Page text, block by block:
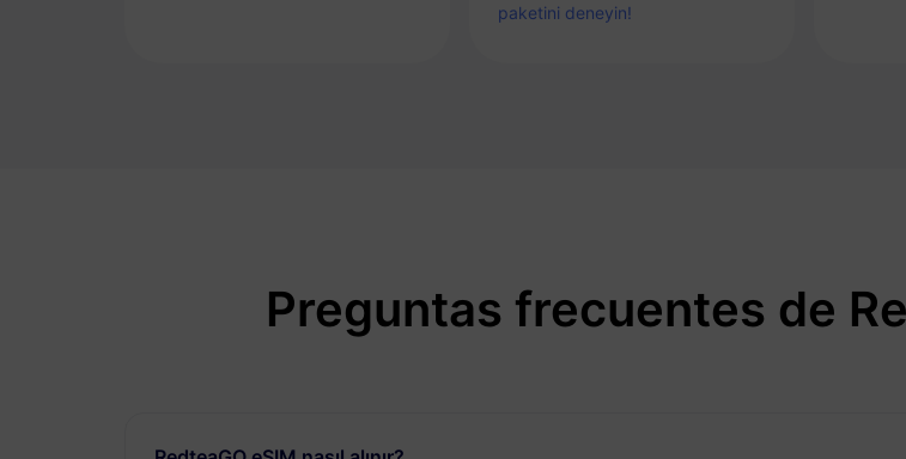
paketini deneyin!
Preguntas frecuentes de